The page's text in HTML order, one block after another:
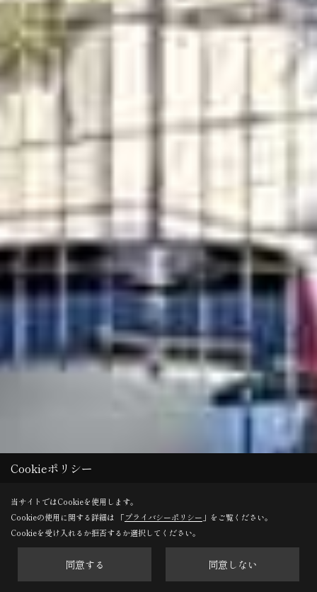
Cookieポリシー
当サイトではCookieを使用します。
Cookieの使用に関する詳細は 「プライバシーポリシー 」をご覧ください。
Cookieを受け入れるか拒否するか選択してください。
同意する 同意しない